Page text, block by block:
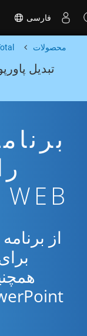
فارسی
محصولات
WEB از طریق C++